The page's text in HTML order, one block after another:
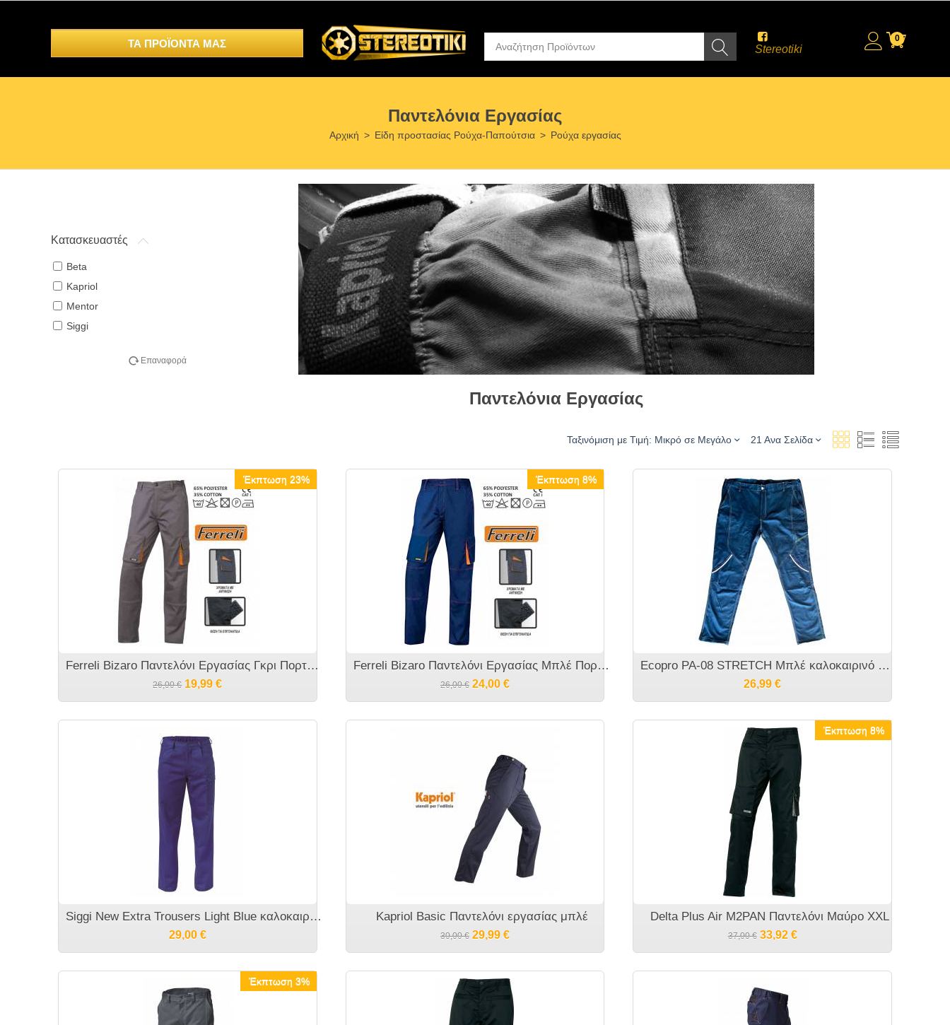
ΤΑ ΠΡΟΪΟΝΤΑ ΜΑΣ Stereotiki
0
Παντελόνια Εργασίας
Αρχική > Είδη προστασίας Ρούχα-Παπούτσια > Ρούχα εργασίας
Κατασκευαστές
Beta
Kapriol
Mentor
Siggi
Επαναφορά
Παντελόνια Εργασίας
Ταξινόμιση με Τιμή: Μικρό σε Μεγάλο 21 Ανα Σελίδα
Έκπτωση 23%
Ferreli Bizaro Παντελόνι Εργασίας Γκρι Πορτοκαλί
26,00 € 19,99 €
Έκπτωση 8%
Ferreli Bizaro Παντελόνι Εργασίας Μπλέ Πορτοκαλί
26,00 € 24,00 €
Ecopro PA-08 STRETCH Μπλέ καλοκαιρινό Παντελόνι εργασίας με elastan
26,99 €
Siggi New Extra Trousers Light Blue καλοκαιρινό παντελόνι εργασίας μπλέ
29,00 €
Kapriol Basic Παντελόνι εργασίας μπλέ
30,00 € 29,99 €
Έκπτωση 8%
Delta Plus Air M2PAN Παντελόνι Μαύρο XXL
37,00 € 33,92 €
Έκπτωση 3%